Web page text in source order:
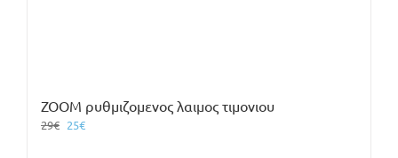
ZOOM ρυθμιζομενος λαιμος τιμονιου
29€ Original
25€Η